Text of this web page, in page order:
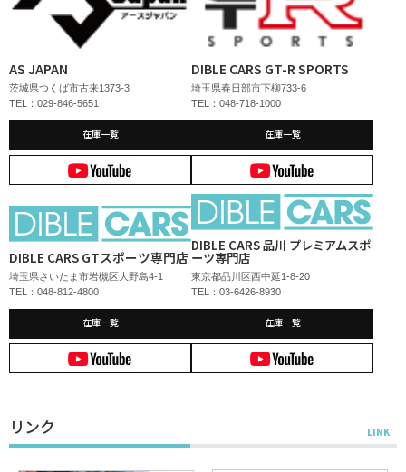
AS JAPAN
茨城県つくば市古来1373-3
TEL：029-846-5651
在庫一覧
DIBLE CARS GT-R SPORTS
埼玉県春日部市下柳733-6
TEL：048-718-1000
在庫一覧
DIBLE CARS GTスポーツ専門店
埼玉県さいたま市岩槻区大野島4-1
TEL：048-812-4800
在庫一覧
DIBLE CARS 品川 プレミアムスポ
ーツ専門店
東京都品川区西中延1-8-20
TEL：03-6426-8930
在庫一覧
リンク